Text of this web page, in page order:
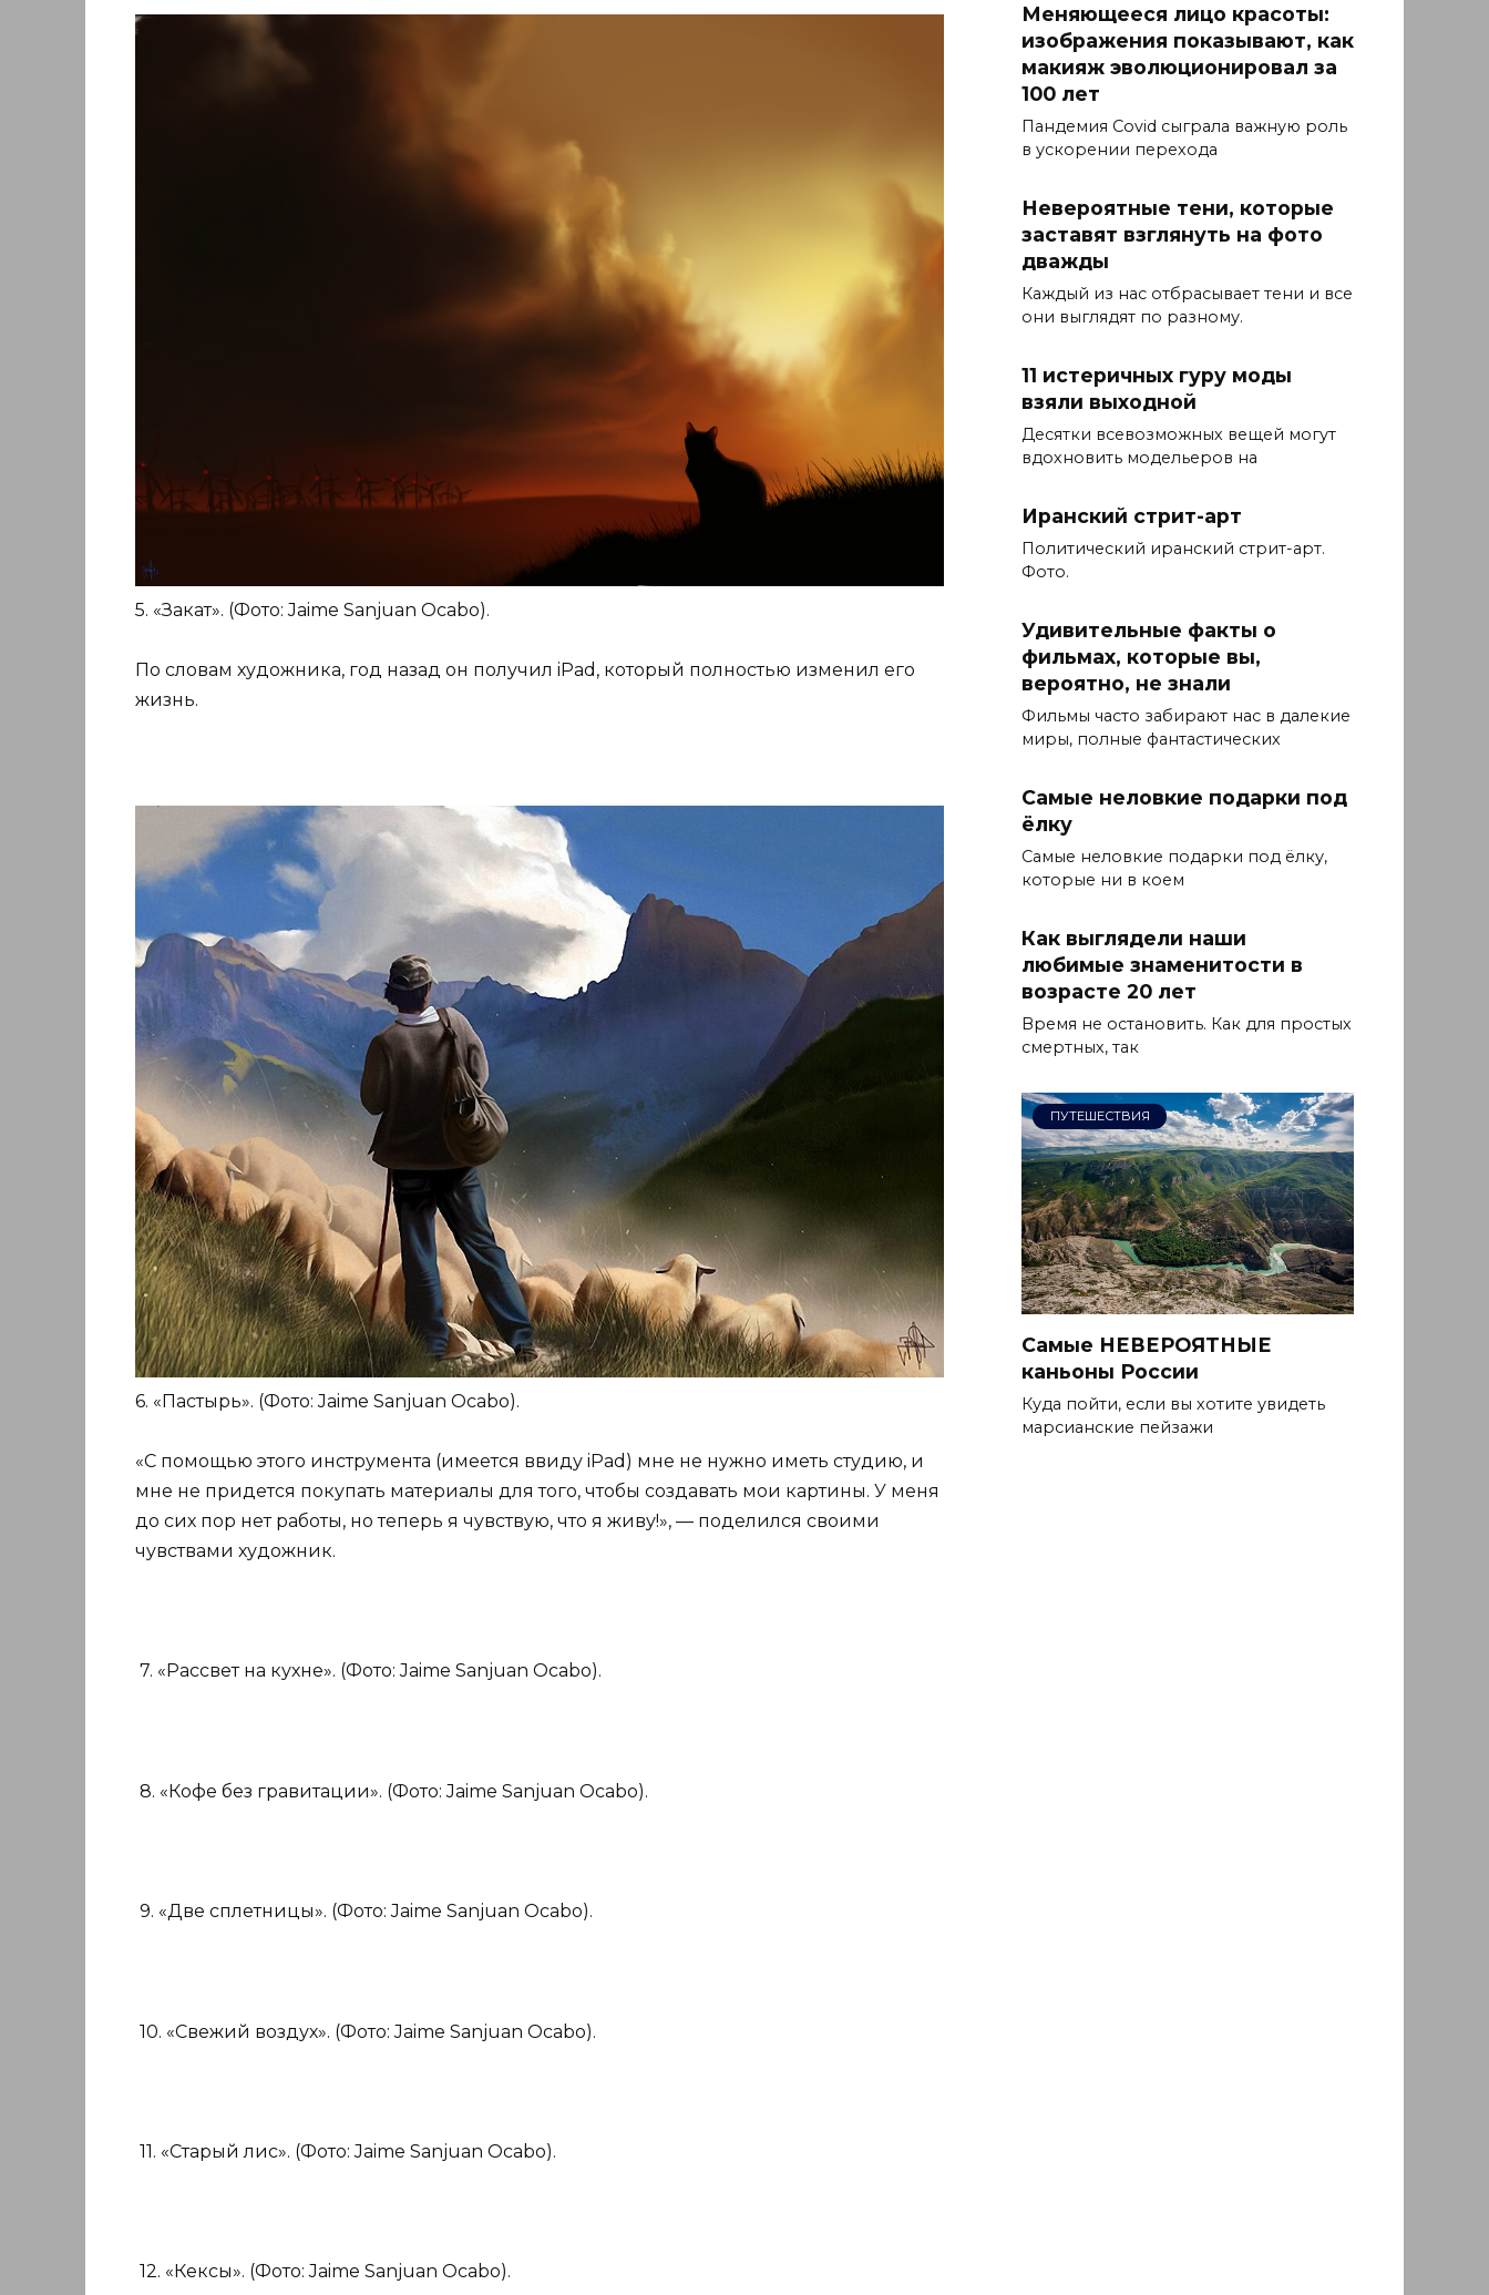
5. «Закат». (Фото: Jaime Sanjuan Ocabo).
По словам художника, год назад он получил iPad, который полностью изменил его
жизнь.
6. «Пастырь». (Фото: Jaime Sanjuan Ocabo).
«С помощью этого инструмента (имеется ввиду iPad) мне не нужно иметь студию, и
мне не придется покупать материалы для того, чтобы создавать мои картины. У меня
до сих пор нет работы, но теперь я чувствую, что я живу!», — поделился своими
чувствами художник.
7. «Рассвет на кухне». (Фото: Jaime Sanjuan Ocabo).
8. «Кофе без гравитации». (Фото: Jaime Sanjuan Ocabo).
9. «Две сплетницы». (Фото: Jaime Sanjuan Ocabo).
10. «Свежий воздух». (Фото: Jaime Sanjuan Ocabo).
11. «Старый лис». (Фото: Jaime Sanjuan Ocabo).
12. «Кексы». (Фото: Jaime Sanjuan Ocabo).
Меняющееся лицо красоты:
изображения показывают, как
макияж эволюционировал за
100 лет
Пандемия Covid сыграла важную роль
в ускорении перехода
Невероятные тени, которые
заставят взглянуть на фото
дважды
Каждый из нас отбрасывает тени и все
они выглядят по разному.
11 истеричных гуру моды
взяли выходной
Десятки всевозможных вещей могут
вдохновить модельеров на
Иранский стрит-арт
Политический иранский стрит-арт.
Фото.
Удивительные факты о
фильмах, которые вы,
вероятно, не знали
Фильмы часто забирают нас в далекие
миры, полные фантастических
Самые неловкие подарки под
ёлку
Самые неловкие подарки под ёлку,
которые ни в коем
Как выглядели наши
любимые знаменитости в
возрасте 20 лет
Время не остановить. Как для простых
смертных, так
ПУТЕШЕСТВИЯ
Самые НЕВЕРОЯТНЫЕ
каньоны России
Куда пойти, если вы хотите увидеть
марсианские пейзажи